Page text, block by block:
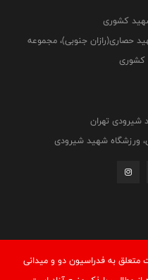
کشوری
حصاری(رازان جنوبی)، مجموعه
کشوری
تهران
ورزشگاه شهید شیرودی
به فدراسيون دو و میدانی